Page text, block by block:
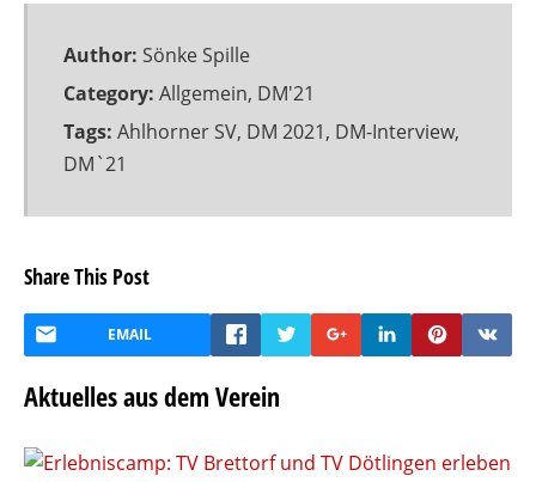
Author: Sönke Spille
Category: Allgemein, DM'21
Tags: Ahlhorner SV, DM 2021, DM-Interview,
DM`21
Share This Post
EMAIL
Aktuelles aus dem Verein